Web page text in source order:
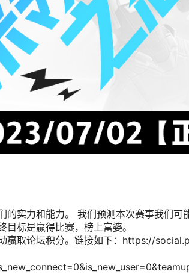
的实力和能力。 我们预测本次赛事我们可
标是赢得比赛，榜上富婆。
赢取论坛积分。链接如下：https://